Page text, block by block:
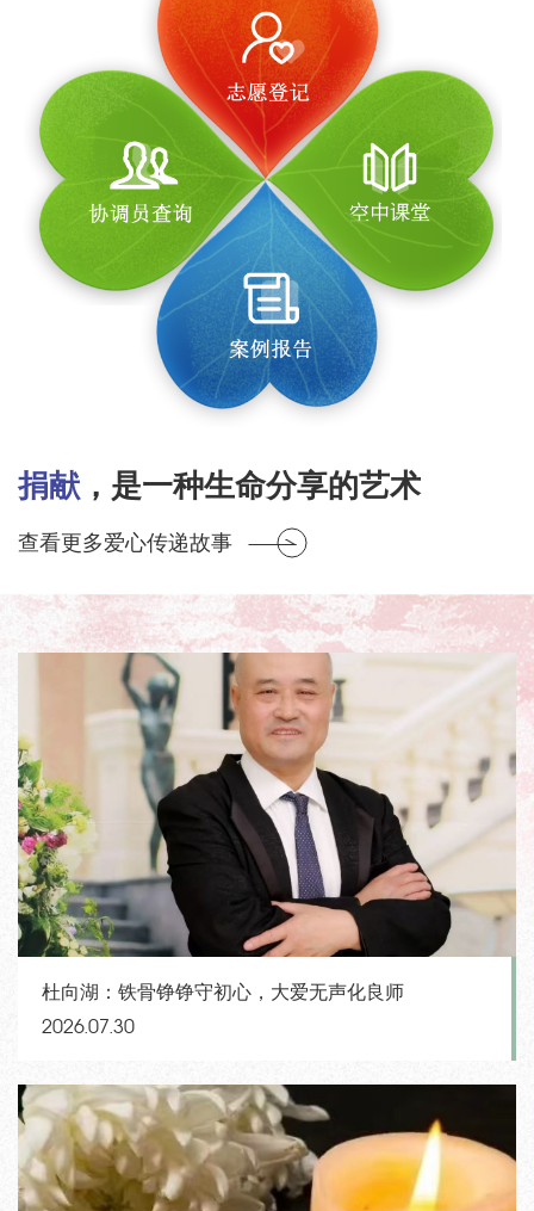
捐献 ，是一种生命分享的艺术
查看更多爱心传递故事
杜向湖：铁骨铮铮守初心，大爱无声化良师
2026.07.30